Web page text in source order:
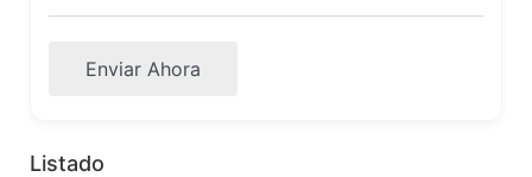
Enviar Ahora
Listado